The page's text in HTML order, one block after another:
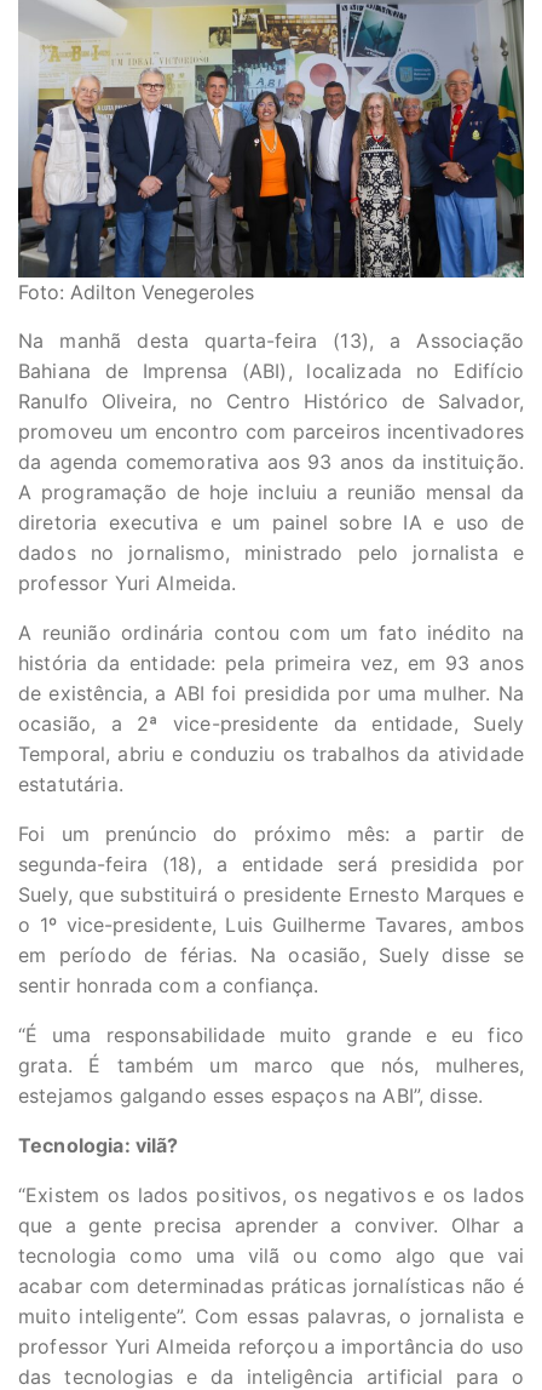
Foto: Adilton Venegeroles
Na manhã desta quarta-feira (13), a Associação
Bahiana de Imprensa (ABI), localizada no Edifício
Ranulfo Oliveira, no Centro Histórico de Salvador,
promoveu um encontro com parceiros incentivadores
da agenda comemorativa aos 93 anos da instituição.
A programação de hoje incluiu a reunião mensal da
diretoria executiva e um painel sobre IA e uso de
dados no jornalismo, ministrado pelo jornalista e
professor Yuri Almeida.
A reunião ordinária contou com um fato inédito na
história da entidade: pela primeira vez, em 93 anos
de existência, a ABI foi presidida por uma mulher. Na
ocasião, a 2ª vice-presidente da entidade, Suely
Temporal, abriu e conduziu os trabalhos da atividade
estatutária.
Foi um prenúncio do próximo mês: a partir de
segunda-feira (18), a entidade será presidida por
Suely, que substituirá o presidente Ernesto Marques e
o 1º vice-presidente, Luis Guilherme Tavares, ambos
em período de férias. Na ocasião, Suely disse se
sentir honrada com a confiança.
“É uma responsabilidade muito grande e eu fico
grata. É também um marco que nós, mulheres,
estejamos galgando esses espaços na ABI”, disse.
Tecnologia: vilã?
“Existem os lados positivos, os negativos e os lados
que a gente precisa aprender a conviver. Olhar a
tecnologia como uma vilã ou como algo que vai
acabar com determinadas práticas jornalísticas não é
muito inteligente”. Com essas palavras, o jornalista e
professor Yuri Almeida reforçou a importância do uso
das tecnologias e da inteligência artificial para o